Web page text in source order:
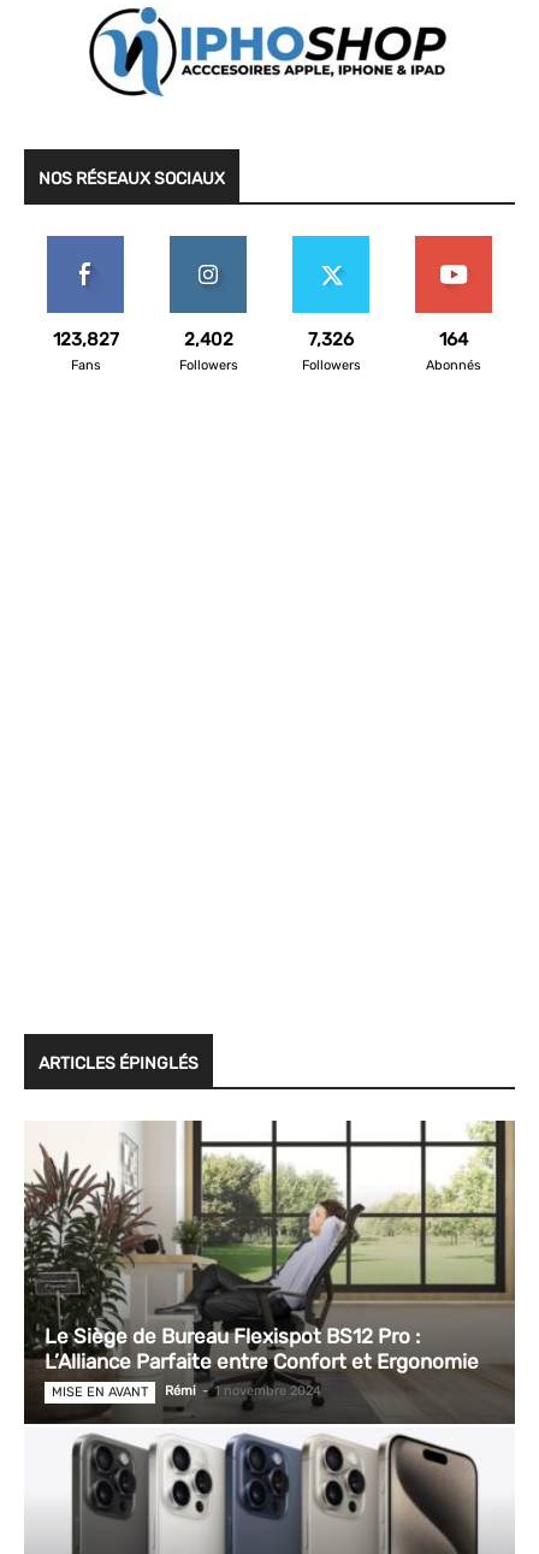
NOS RÉSEAUX SOCIAUX
123,827
Fans
2,402
Followers
7,326
Followers
164
Abonnés
ARTICLES ÉPINGLÉS
Le Siège de Bureau Flexispot BS12 Pro :
L’Alliance Parfaite entre Confort et Ergonomie
MISE EN AVANT Rémi - 1 novembre 2024